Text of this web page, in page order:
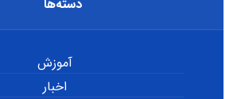
دسته‌ها
آموزش
اخبار